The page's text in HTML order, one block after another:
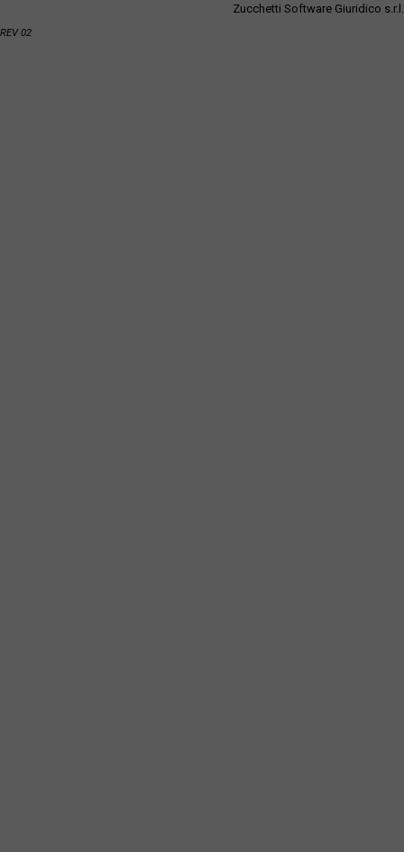
Zucchetti Software Giuridico s.r.l.
REV 02